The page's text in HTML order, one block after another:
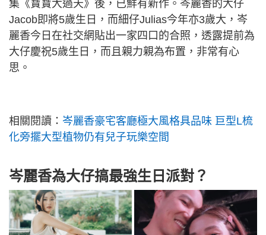
集《寶寶大過天》後，已鮮有新作。岑麗香的大仔
Jacob即將5歲生日，而細仔Julias今年亦3歲大，岑
麗香今日在社交網貼出一家四口的合照，透露提前為
大仔慶祝5歲生日，而且親力親為布置，非常有心
思。
相關閱讀： 岑麗香豪宅客廳極大風格具品味 巨型L梳
化旁擺大型植物仍有兒子玩樂空間
岑麗香為大仔搞最強生日派對？